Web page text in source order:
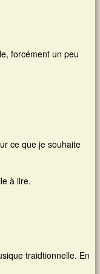
forcément un peu
ce que je souhaite
à lire.
traidtionnelle. En